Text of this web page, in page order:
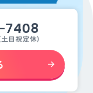
日祝定休）